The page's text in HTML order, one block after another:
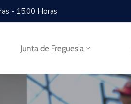
- 15.00 Horas
Junta de Freguesia